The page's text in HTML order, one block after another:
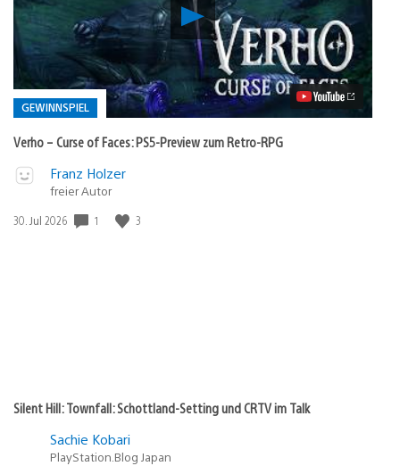
Verho
–
Curse
of
Faces:
PS5-
Preview
zum
Retro-
GEWINNSPIEL
Verho – Curse of Faces: PS5-Preview zum Retro-RPG
Veröffentlicht
Gewinnspiel
Franz Holzer
freier Autor
Veröffentlichungsdatum:
30. Jul 2026 1 3
Silent Hill: Townfall: Schottland-Setting und CRTV im Talk
Sachie Kobari
PlayStation.Blog Japan